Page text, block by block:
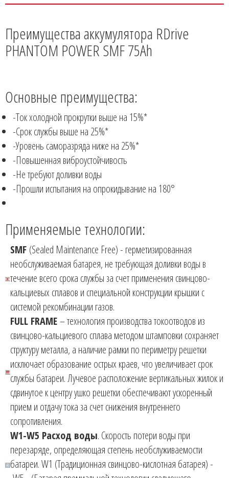
Преимущества аккумулятора RDrive
PHANTOM POWER SMF 75Ah
Основные преимущества:
-Ток холодной прокрутки выше на 15%*
-Срок службы выше на 25%*
-Уровень саморазряда ниже на 25%*
-Повышенная виброустойчивость
-Не требуют доливки воды
-Прошли испытания на опрокидывание на 180°
Применяемые технологии:
SMF (Sealed Maintenance Free) - герметизированная
необслуживаемая батарея, не требующая доливки воды в
течение всего срока службы за счет применения свинцово-
кальциевых сплавов и специальной конструкции крышки с
системой рекомбинации газов.
FULL FRAME– технология производства токоотводов из
свинцово-кальциевого сплава методом штамповки сохраняет
структуру металла, а наличие рамки по периметру решетки
исключает образование острых краев, что увеличивает срок
службы батареи. Лучевое расположение вертикальных жилок и
сдвинутое к центру ушко решетки обеспечивают ускоренный
прием и отдачу тока за счет снижения внутреннего
сопротивления.
W1-W5 Расход воды. Скорость потери воды при
перезаряде, определяющая степень необслуживаемости
батареи. W1 (Традиционная свинцово-кислотная батарея) -